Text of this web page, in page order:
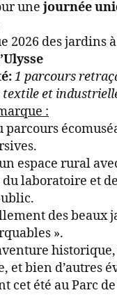
une journée
2026 des jardins
1 parcours
textile et
:
parcours
espace rural
du laboratoire et
des beaux
».
et bien d’autres
cet été au Parc